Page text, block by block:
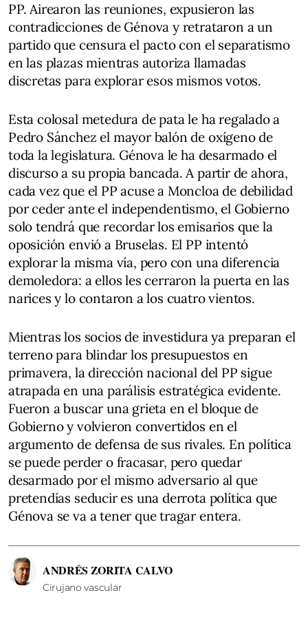
PP. Airearon las reuniones, expusieron las
contradicciones de Génova y retrataron a un
partido que censura el pacto con el separatismo
en las plazas mientras autoriza llamadas
discretas para explorar esos mismos votos.
Esta colosal metedura de pata le ha regalado a
Pedro Sánchez el mayor balón de oxígeno de
toda la legislatura. Génova le ha desarmado el
discurso a su propia bancada. A partir de ahora,
cada vez que el PP acuse a Moncloa de debilidad
por ceder ante el independentismo, el Gobierno
solo tendrá que recordar los emisarios que la
oposición envió a Bruselas. El PP intentó
explorar la misma vía, pero con una diferencia
demoledora: a ellos les cerraron la puerta en las
narices y lo contaron a los cuatro vientos.
Mientras los socios de investidura ya preparan el
terreno para blindar los presupuestos en
primavera, la dirección nacional del PP sigue
atrapada en una parálisis estratégica evidente.
Fueron a buscar una grieta en el bloque de
Gobierno y volvieron convertidos en el
argumento de defensa de sus rivales. En política
se puede perder o fracasar, pero quedar
desarmado por el mismo adversario al que
pretendías seducir es una derrota política que
Génova se va a tener que tragar entera.
ANDRÉS ZORITA CALVO
Cirujano vascular